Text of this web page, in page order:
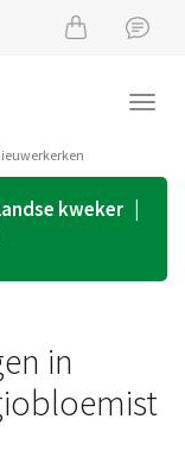
kweker |
in